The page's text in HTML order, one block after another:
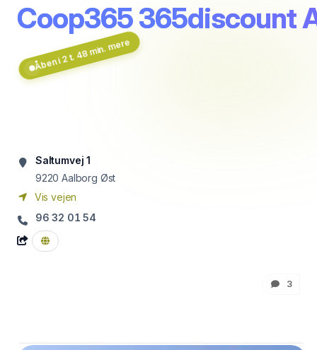
Coop365 365discount
Åben i 2 t. 48 min. mere
Saltumvej 1
9220 Aalborg Øst
Vis vejen
96 32 01 54
3